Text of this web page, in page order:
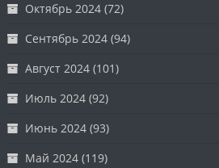
Октябрь 2024 (72)
Сентябрь 2024 (94)
Август 2024 (101)
Июль 2024 (92)
Июнь 2024 (93)
Май 2024 (119)